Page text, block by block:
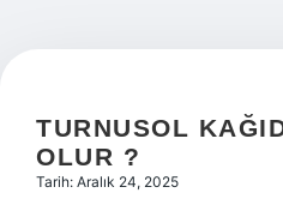
Hakkımızda
TURNUSOL
OLUR ?
Tarih: Aralık 24, 2025